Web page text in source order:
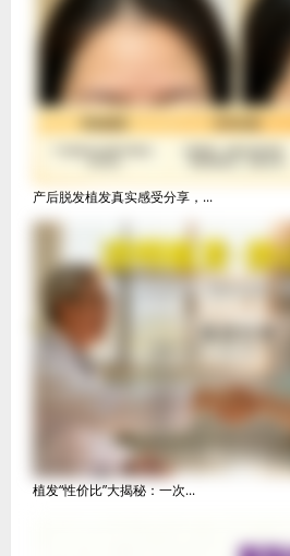
产后脱发植发真实感受分享，...
植发“性价比”大揭秘：一次...